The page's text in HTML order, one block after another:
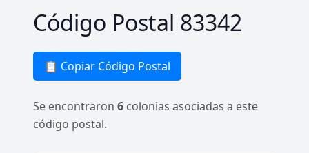
Código Postal 83342
📋 Copiar Código Postal
Se encontraron 6 colonias asociadas a este
código postal.